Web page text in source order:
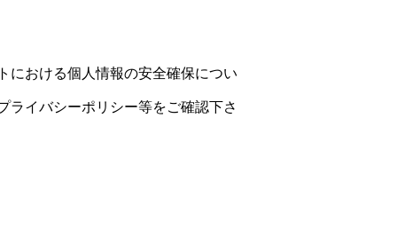
における個人情報の安全確保につい
ライバシーポリシー等をご確認下さ